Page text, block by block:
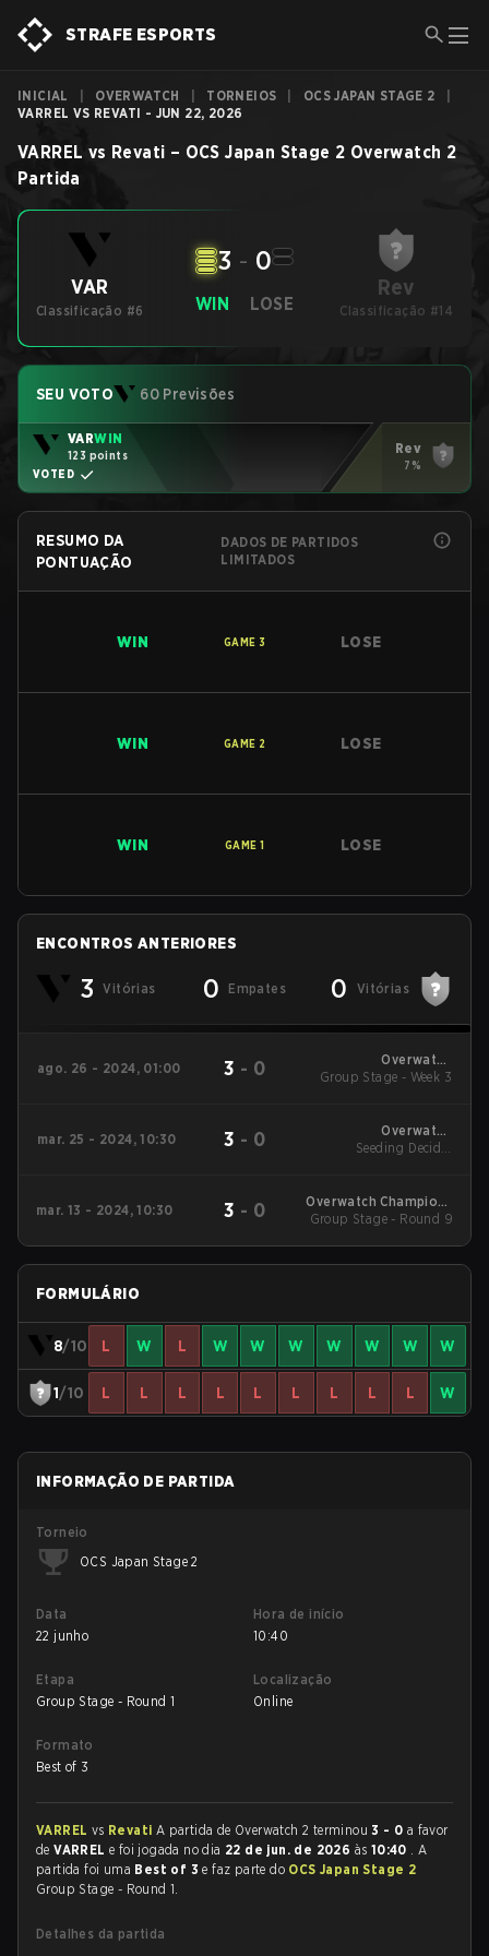
STRAFE ESPORTS
INICIAL OVERWATCH TORNEIOS OCS JAPAN STAGE 2
VARREL VS REVATI - JUN 22, 2026
VARREL vs Revati – OCS Japan Stage 2 Overwatch 2
Partida
VAR
Classificação #6 WIN
3 - 0
LOSE
Rev
Classificação #14
SEU VOTO 60 Previsões
VARWIN
123 points
VOTED
Rev
7%
RESUMO DA
PONTUAÇÃO
DADOS DE PARTIDOS
LIMITADOS
WIN GAME 3 LOSE
WIN GAME 2 LOSE
WIN GAME 1 LOSE
ENCONTROS ANTERIORES
3 Vitórias 0 Empates 0 Vitórias
ago. 26 - 2024, 01:00 3 - 0
Overwatch
Champions Series
Group Stage - Week 3
mar. 25 - 2024, 10:30 3 - 0
Overwatch
Champions Series
Seeding Decider
mar. 13 - 2024, 10:30
3 - 0
Overwatch Champions
Series 2024 - Stage 1
Group Stage - Round 9
FORMULÁRIO
8/10 L W L W W W W W W W
1/10 L L L L L L L L L W
INFORMAÇÃO DE PARTIDA
Torneio
OCS Japan Stage 2
Data
22 junho
Hora de início
10:40
Etapa
Group Stage - Round 1
Localização
Online
Formato
Best of 3
VARREL vs Revati A partida de Overwatch 2 terminou3 - 0 a favor
deVARRELe foi jogada no dia 22 de jun. de 2026 às 10:40 . A
partida foi uma Best of 3e faz parte do OCS Japan Stage 2
Group Stage - Round 1.
Detalhes da partida